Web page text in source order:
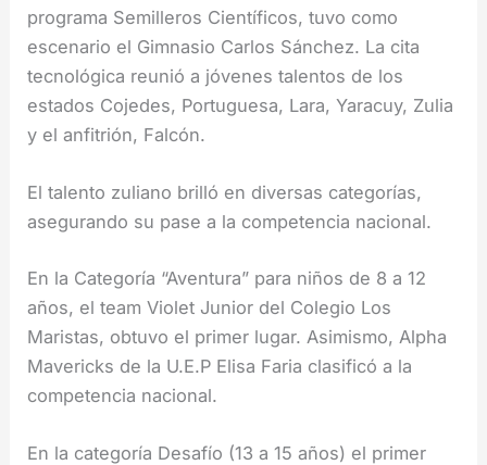
programa Semilleros Científicos, tuvo como
escenario el Gimnasio Carlos Sánchez. La cita
tecnológica reunió a jóvenes talentos de los
estados Cojedes, Portuguesa, Lara, Yaracuy, Zulia
y el anfitrión, Falcón.
El talento zuliano brilló en diversas categorías,
asegurando su pase a la competencia nacional.
En la Categoría “Aventura” para niños de 8 a 12
años, el team Violet Junior del Colegio Los
Maristas, obtuvo el primer lugar. Asimismo, Alpha
Mavericks de la U.E.P Elisa Faria clasificó a la
competencia nacional.
En la categoría Desafío (13 a 15 años) el primer